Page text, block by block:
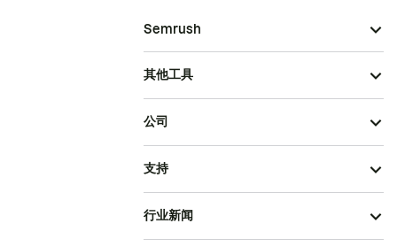
Semrush
其他工具
公司
支持
行业新闻